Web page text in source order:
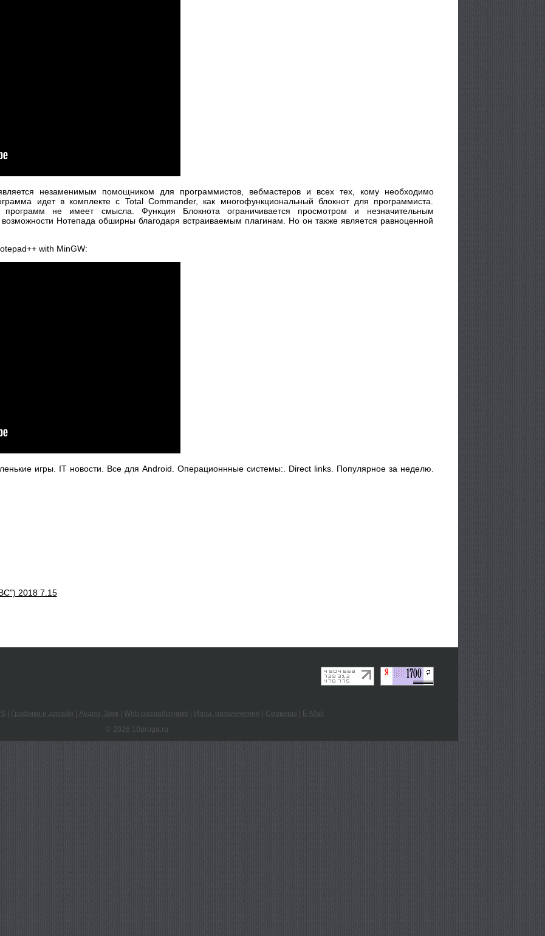
незаменимым помощником для программистов, вебмастеров и всех тех, кому необходимо
идет в комплекте с Total Commander, как многофункциональный блокнот для программиста.
не имеет смысла. Функция Блокнота ограничивается просмотром и незначительным
Нотепада обширны благодаря встраиваемым плагинам. Но он также является равноценной
with MinGW:
игры. IT новости. Все для Android. Операционнные системы:. Direct links. Популярное за неделю.
2018 7.15
| Графика и дизайн | Аудио, Звук | Web разработчику | Игры, развлечения | Серверы | E-Mail
© 2026 10proga.ru